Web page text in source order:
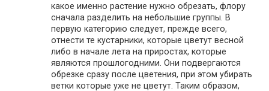
какое именно растение нужно обрезать, флору
сначала разделить на небольшие группы. В
первую категорию следует, прежде всего,
отнести те кустарники, которые цветут весной
либо в начале лета на приростах, которые
являются прошлогодними. Они подвергаются
обрезке сразу после цветения, при этом убирать
ветки которые уже не цветут. Таким образом,